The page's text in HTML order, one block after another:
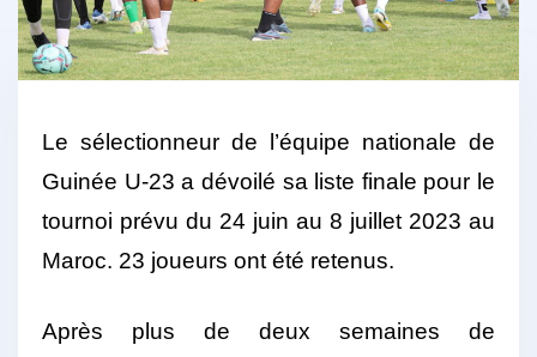
Le sélectionneur de l’équipe nationale de
Guinée U-23 a dévoilé sa liste finale pour le
tournoi prévu du 24 juin au 8 juillet 2023 au
Maroc. 23 joueurs ont été retenus.
Après plus de deux semaines de